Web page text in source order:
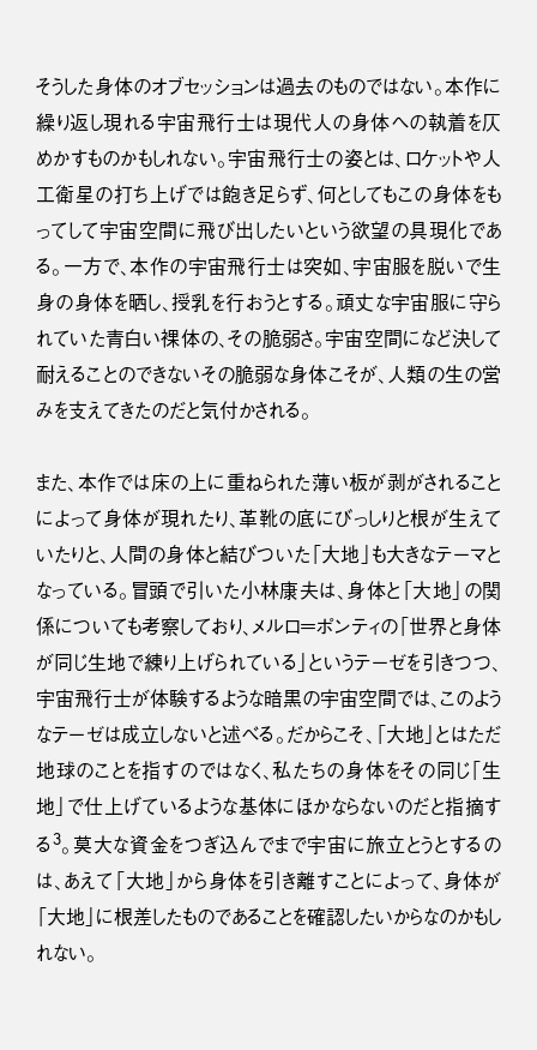
そうした身体のオブセッションは過去のものではない。本作に
繰り返し現れる宇宙飛行士は現代人の身体への執着を仄
めかすものかもしれない。宇宙飛行士の姿とは、ロケットや人
工衛星の打ち上げでは飽き足らず、何としてもこの身体をも
ってして宇宙空間に飛び出したいという欲望の具現化であ
る。一方で、本作の宇宙飛行士は突如、宇宙服を脱いで生
身の身体を晒し、授乳を行おうとする。頑丈な宇宙服に守ら
れていた青白い裸体の、その脆弱さ。宇宙空間になど決して
耐えることのできないその脆弱な身体こそが、人類の生の営
みを支えてきたのだと気付かされる。
また、本作では床の上に重ねられた薄い板が剥がされること
によって身体が現れたり、革靴の底にびっしりと根が生えて
いたりと、人間の身体と結びついた「大地」も大きなテーマと
なっている。冒頭で引いた小林康夫は、身体と「大地」の関
係についても考察しており、メルロ＝ポンティの「世界と身体
が同じ生地で練り上げられている」というテーゼを引きつつ、
宇宙飛行士が体験するような暗黒の宇宙空間では、このよう
なテーゼは成立しないと述べる。だからこそ、「大地」とはただ
地球のことを指すのではなく、私たちの身体をその同じ「生
地」で仕上げているような基体にほかならないのだと指摘す
る3。莫大な資金をつぎ込んでまで宇宙に旅立とうとするの
は、あえて「大地」から身体を引き離すことによって、身体が
「大地」に根差したものであることを確認したいからなのかもし
れない。